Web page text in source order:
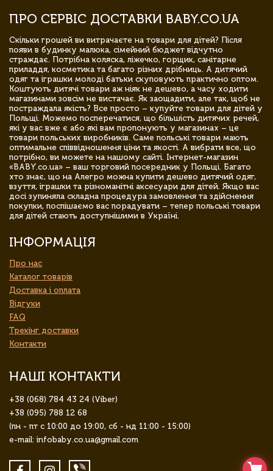
ПРО СЕРВІС ДОСТАВКИ BABY.CO.UA
Скільки грошей ви витрачаєте на товари для дітей? Після
появи в будинку малюка, сімейний бюджет відчутно
страждає. Потрібна коляска, ліжечко, горщик, санітарне
приладдя, косметика та багато різних дрібниць. А дитячий
одяг та іграшки молоді батьки скуповують практично оптом.
Коштують дитячі товари аж ніяк не дешево, а часу ходити
магазинами зовсім не вистачає. Як заощадити, але так, щоб не
постраждала якість? Все просто – купуйте товари для дітей у
Польщі. Можемо посперечатися, що більшість дитячих речей,
які у вас вже є або які вам пропонують у магазинах – це
товари польських виробників. Саме польські товари мають
оптимальне співвідношення ціни та якості. А вибрати все, що
потрібно, ви можете на нашому сайті. Інтернет-магазин
«BABY.co.ua» – ваш торговий посередник у Польщі. Багато
хто знає, що на Алегро можна купити дешево дитячий одяг,
взуття, іграшки та різноманітні аксесуари для дітей. Якщо вас
досі зупиняла складна процедура замовлення та здійснення
покупки, поспішаємо вас порадувати – тепер польські товари
для дітей стають доступнішими в Україні.
ІНФОРМАЦІЯ
Про нас
Каталог товарів
Доставка і оплата
Відгуки
FAQ
Трекінг доставки
Контакти
НАШІ КОНТАКТИ
+38 (068) 784 43 24 (Viber)
+38 (095) 788 12 68
(пн - пт с 10:00 до 19:00, сб - нд 11:00 - 15:00)
e-mail: infobaby.co.ua@gmail.com